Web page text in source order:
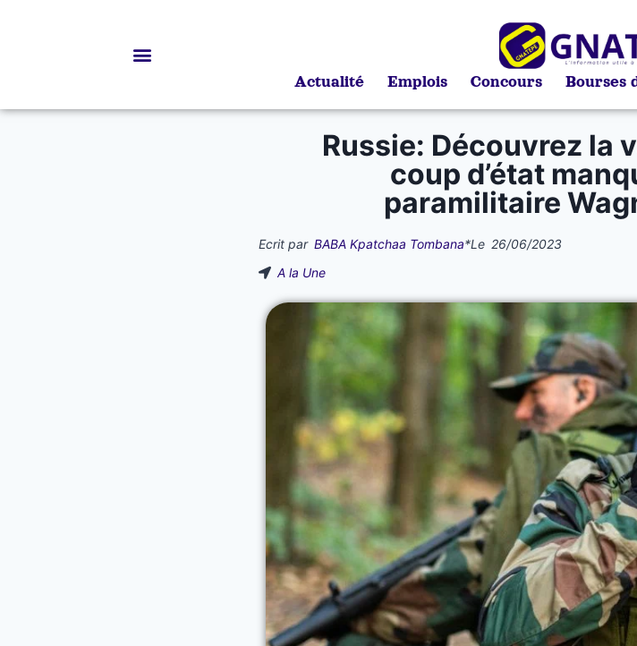
Actualité Emplois Concours Bourses
Russie: Découvrez la
coup d’état
paramilitaire
Ecrit par BABA Kpatchaa Tombana*Le 26/06/2023
A la Une